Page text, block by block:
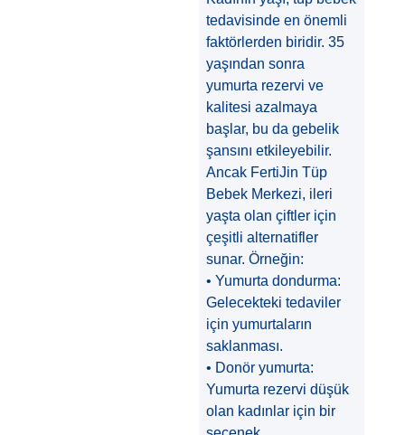
tedavisinde en önemli
faktörlerden biridir. 35
yaşından sonra
yumurta rezervi ve
kalitesi azalmaya
başlar, bu da gebelik
şansını etkileyebilir.
Ancak FertiJin Tüp
Bebek Merkezi, ileri
yaşta olan çiftler için
çeşitli alternatifler
sunar. Örneğin:
• Yumurta dondurma:
Gelecekteki tedaviler
için yumurtaların
saklanması.
• Donör yumurta:
Yumurta rezervi düşük
olan kadınlar için bir